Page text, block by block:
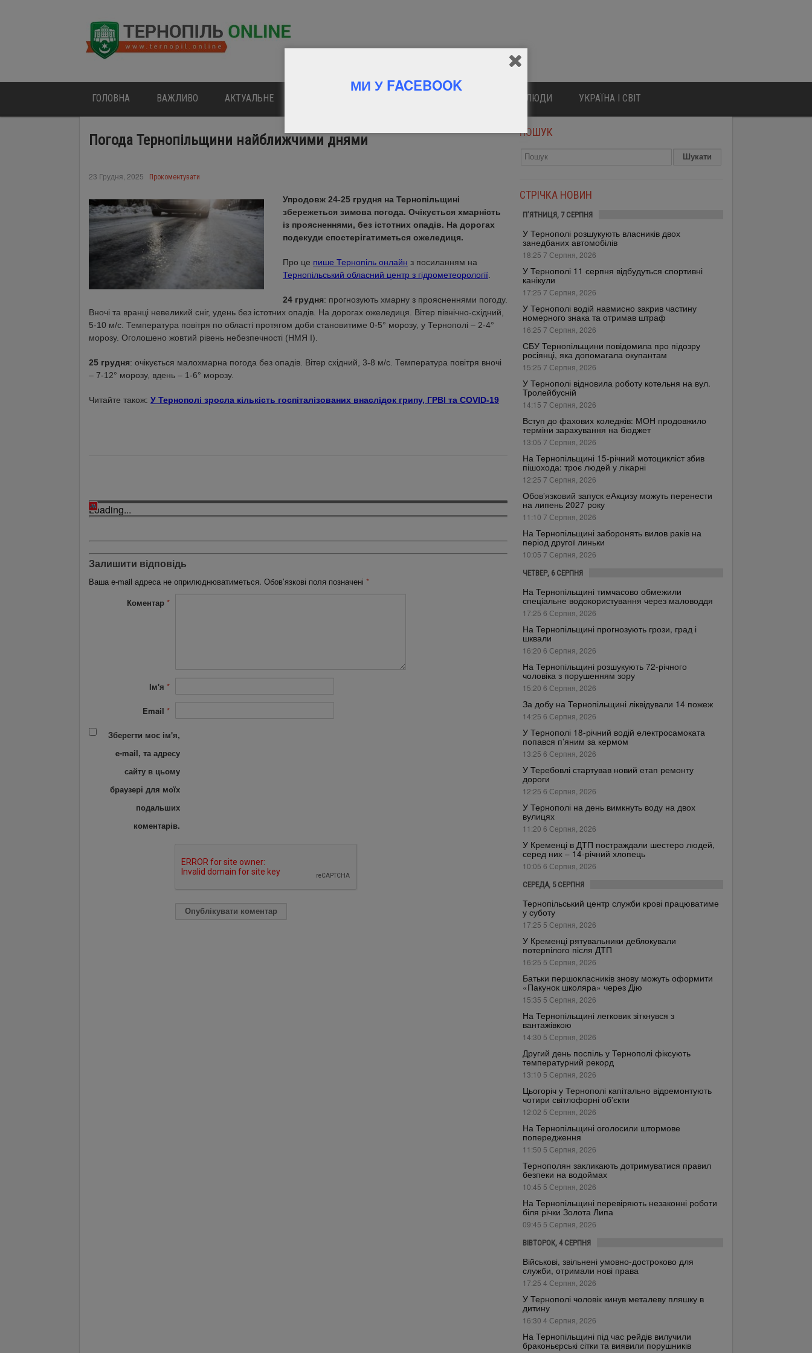
ГОЛОВНА ВАЖЛИВО АКТУАЛЬНЕ ВІДОМІ ЛЮДИ УКРАЇНА І СВІТ
Погода Тернопільщини найближчими днями
23 Грудня, 2025 Прокоментувати
Упродовж 24-25 грудня на Тернопільщині
збережеться зимова погода. Очікується хмарність
із проясненнями, без істотних опадів. На дорогах
подекуди спостерігатиметься ожеледиця.
Про це пише Тернопіль онлайн з посиланням на
Тернопільський обласний центр з гідрометеорології
24 грудня: прогнозують хмарну з проясненнями погоду.
Вночі та вранці невеликий сніг, удень без істотних опадів. На дорогах ожеледиця. Вітер північно-східний,
5-10 м/с. Температура повітря по області протягом доби становитиме 0-5° морозу, у Тернополі – 2-4°
морозу. Оголошено жовтий рівень небезпечності (НМЯ І).
25 грудня: очікується малохмарна погода без опадів. Вітер східний, 3-8 м/с. Температура повітря вночі
– 7-12° морозу, вдень – 1-6° морозу.
Читайте також: У Тернополі зросла кількість госпіталізованих внаслідок грипу, ГРВІ та COVID-19
Loading...
Залишити відповідь
Ваша e-mail адреса не оприлюднюватиметься. Обов’язкові поля позначені *
Коментар *
Ім'я *
Email *
Зберегти моє ім'я,
e-mail, та адресу
сайту в цьому
браузері для моїх
подальших
коментарів.
ПОШУК
СТРІЧКА НОВИН
П’ЯТНИЦЯ, 7 СЕРПНЯ
У Тернополі розшукують власників двох
занедбаних автомобілів
18:25 7 Серпня, 2026
У Тернополі 11 серпня відбудуться спортивні
канікули
17:25 7 Серпня, 2026
У Тернополі водій навмисно закрив частину
номерного знака та отримав штраф
16:25 7 Серпня, 2026
СБУ Тернопільщини повідомила про підозру
росіянці, яка допомагала окупантам
15:25 7 Серпня, 2026
У Тернополі відновила роботу котельня на вул.
Тролейбусній
14:15 7 Серпня, 2026
Вступ до фахових коледжів: МОН продовжило
терміни зарахування на бюджет
13:05 7 Серпня, 2026
На Тернопільщині 15-річний мотоцикліст збив
пішохода: троє людей у лікарні
12:25 7 Серпня, 2026
Обов’язковий запуск еАкцизу можуть перенести
на липень 2027 року
11:10 7 Серпня, 2026
На Тернопільщині заборонять вилов раків на
період другої линьки
10:05 7 Серпня, 2026
ЧЕТВЕР, 6 СЕРПНЯ
На Тернопільщині тимчасово обмежили
спеціальне водокористування через маловоддя
17:25 6 Серпня, 2026
На Тернопільщині прогнозують грози, град і
шквали
16:20 6 Серпня, 2026
На Тернопільщині розшукують 72-річного
чоловіка з порушенням зору
15:20 6 Серпня, 2026
За добу на Тернопільщині ліквідували 14 пожеж
14:25 6 Серпня, 2026
У Тернополі 18-річний водій електросамоката
попався п’яним за кермом
13:25 6 Серпня, 2026
У Теребовлі стартував новий етап ремонту
дороги
12:25 6 Серпня, 2026
У Тернополі на день вимкнуть воду на двох
вулицях
11:20 6 Серпня, 2026
У Кременці в ДТП постраждали шестеро людей,
серед них – 14-річний хлопець
10:05 6 Серпня, 2026
СЕРЕДА, 5 СЕРПНЯ
Тернопільський центр служби крові працюватиме
у суботу
17:25 5 Серпня, 2026
У Кременці рятувальники деблокували
потерпілого після ДТП
16:25 5 Серпня, 2026
Батьки першокласників знову можуть оформити
«Пакунок школяра» через Дію
15:35 5 Серпня, 2026
На Тернопільщині легковик зіткнувся з
вантажівкою
14:30 5 Серпня, 2026
Другий день поспіль у Тернополі фіксують
температурний рекорд
13:10 5 Серпня, 2026
Цьогоріч у Тернополі капітально відремонтують
чотири світлофорні об’єкти
12:02 5 Серпня, 2026
На Тернопільщині оголосили штормове
попередження
11:50 5 Серпня, 2026
Тернополян закликають дотримуватися правил
безпеки на водоймах
10:45 5 Серпня, 2026
На Тернопільщині перевіряють незаконні роботи
біля річки Золота Липа
09:45 5 Серпня, 2026
ВІВТОРОК, 4 СЕРПНЯ
Військові, звільнені умовно-достроково для
служби, отримали нові права
17:25 4 Серпня, 2026
У Тернополі чоловік кинув металеву пляшку в
дитину
16:30 4 Серпня, 2026
На Тернопільщині під час рейдів вилучили
браконьєрські сітки та виявили порушників
МИ У FACEBOOK